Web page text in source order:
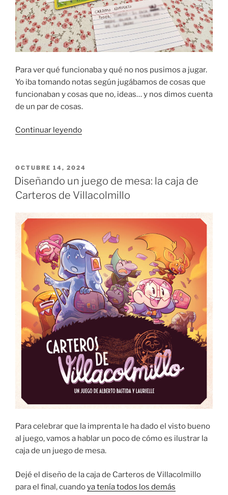
Para ver qué funcionaba y qué no nos pusimos a jugar.
Yo iba tomando notas según jugábamos de cosas que
funcionaban y cosas que no, ideas… y nos dimos cuenta
de un par de cosas.
Continuar leyendo«Diseño
cartas
de
Carteros
Villacolmillo»
PUBLICADO
EL
OCTUBRE 14, 2024
Diseñando un juego de mesa: la caja de
Carteros de Villacolmillo
Para celebrar que la imprenta le ha dado el visto bueno
al juego, vamos a hablar un poco de cómo es ilustrar la
caja de un juego de mesa.
Dejé el diseño de la caja de Carteros de Villacolmillo
para el final, cuandoya tenía todos los demás